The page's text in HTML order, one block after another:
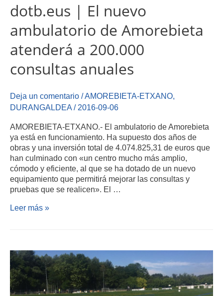
dotb.eus | El nuevo
ambulatorio de Amorebieta
atenderá a 200.000
consultas anuales
Deja un comentario /AMOREBIETA-ETXANO,
DURANGALDEA / 2016-09-06
AMOREBIETA-ETXANO.- El ambulatorio de Amorebieta
ya está en funcionamiento. Ha supuesto dos años de
obras y una inversión total de 4.074.825,31 de euros que
han culminado con «un centro mucho más amplio,
cómodo y eficiente, al que se ha dotado de un nuevo
equipamiento que permitirá mejorar las consultas y
pruebas que se realicen». El …
Leer más »